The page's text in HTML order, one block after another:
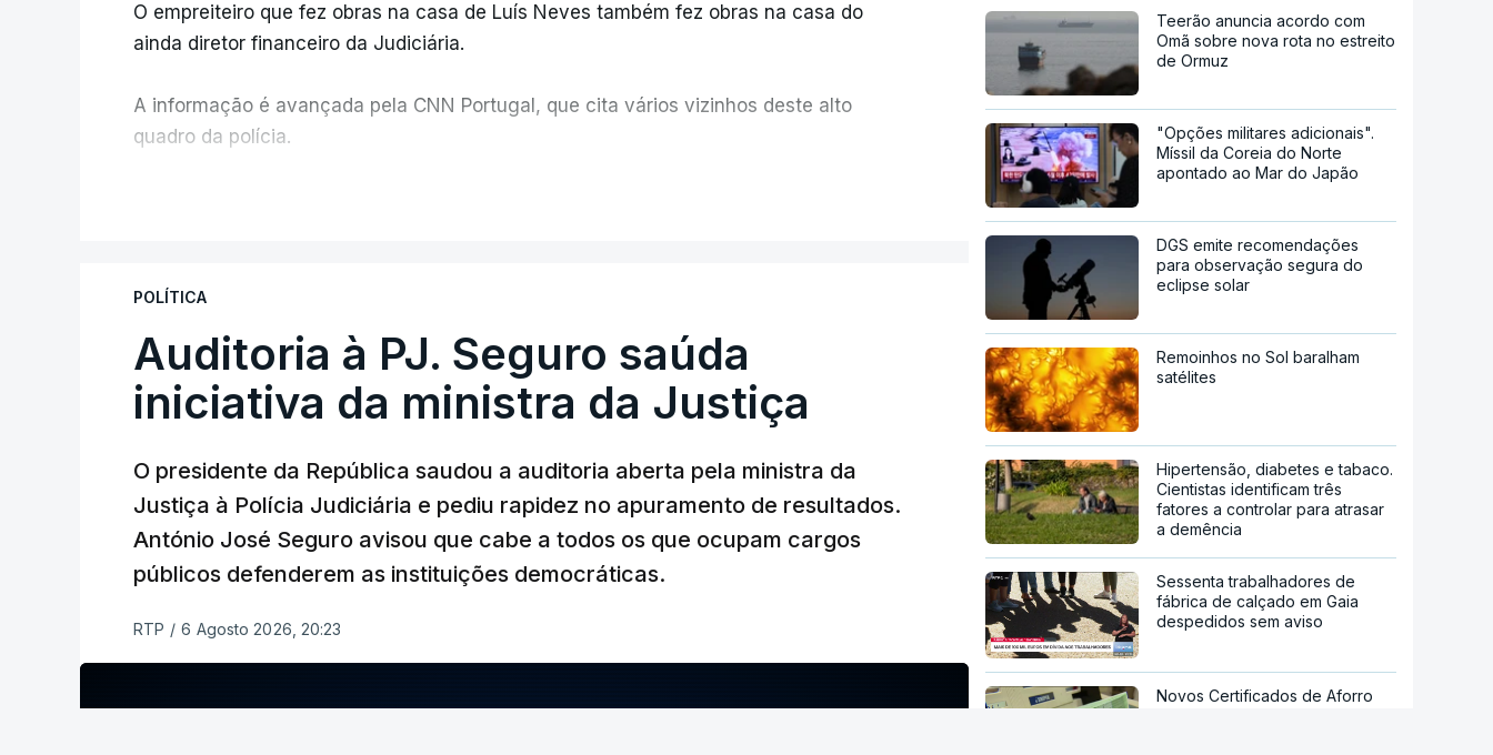
O empreiteiro que fez obras na casa de Luís Neves também fez obras na casa do
ainda diretor financeiro da Judiciária.
A informação é avançada pela CNN Portugal, que cita vários vizinhos deste alto
quadro da polícia.
POLÍTICA
Auditoria à PJ. Seguro saúda
iniciativa da ministra da Justiça
O presidente da República saudou a auditoria aberta pela ministra da
Justiça à Polícia Judiciária e pediu rapidez no apuramento de resultados.
António José Seguro avisou que cabe a todos os que ocupam cargos
públicos defenderem as instituições democráticas.
RTP / 6 Agosto 2026, 20:23
Teerão anuncia acordo com
Omã sobre nova rota no estreito
de Ormuz
"Opções militares adicionais".
Míssil da Coreia do Norte
apontado ao Mar do Japão
DGS emite recomendações
para observação segura do
eclipse solar
Remoinhos no Sol baralham
satélites
Hipertensão, diabetes e tabaco.
Cientistas identificam três
fatores a controlar para atrasar
a demência
Sessenta trabalhadores de
fábrica de calçado em Gaia
despedidos sem aviso
Novos Certificados de Aforro